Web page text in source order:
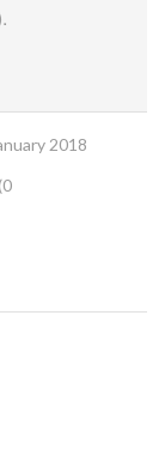
2018
(0